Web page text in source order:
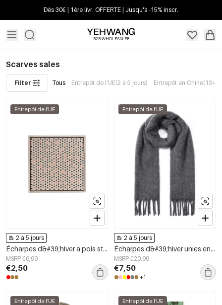
Dès 30€ | 1ère livr. OFFERTE | Jusqu'à -15% inscr.
B2B WHOLESALER
Scarves sales
Filter Tous Entrepôt de l'UE(2 à 5 jours) Entrepôt en Chine(13+
Entrepôt de l'UE
2 à 5 jours
Écharpes d&#39;hiver à pois style rétro imitation soie accessoires du quotidien
MSRP €6,99
€2,50
Entrepôt de l'UE
2 à 5 jours
Écharpes d&#39;hiver unies en polyester simple, accessoires du quotidien
MSRP €20,99
€7,50
+1
Entrepôt de l'UE Entrepôt de l'UE